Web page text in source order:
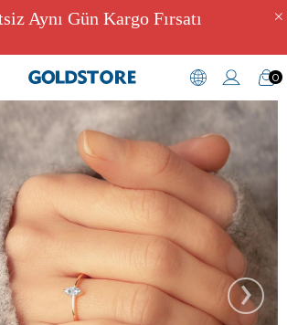
Aynı Gün Kargo Fırsatı
0
Yüzük Modelleri
›